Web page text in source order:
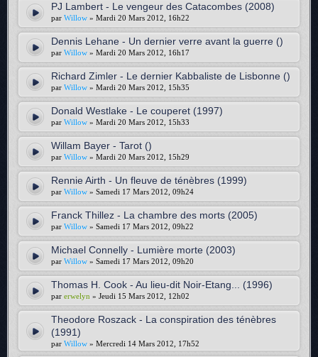
PJ Lambert - Le vengeur des Catacombes (2008)
par Willow » Mardi 20 Mars 2012, 16h22
Dennis Lehane - Un dernier verre avant la guerre ()
par Willow » Mardi 20 Mars 2012, 16h17
Richard Zimler - Le dernier Kabbaliste de Lisbonne ()
par Willow » Mardi 20 Mars 2012, 15h35
Donald Westlake - Le couperet (1997)
par Willow » Mardi 20 Mars 2012, 15h33
Willam Bayer - Tarot ()
par Willow » Mardi 20 Mars 2012, 15h29
Rennie Airth - Un fleuve de ténèbres (1999)
par Willow » Samedi 17 Mars 2012, 09h24
Franck Thillez - La chambre des morts (2005)
par Willow » Samedi 17 Mars 2012, 09h22
Michael Connelly - Lumière morte (2003)
par Willow » Samedi 17 Mars 2012, 09h20
Thomas H. Cook - Au lieu-dit Noir-Etang... (1996)
par erwelyn » Jeudi 15 Mars 2012, 12h02
Theodore Roszack - La conspiration des ténèbres
(1991)
par Willow » Mercredi 14 Mars 2012, 17h52